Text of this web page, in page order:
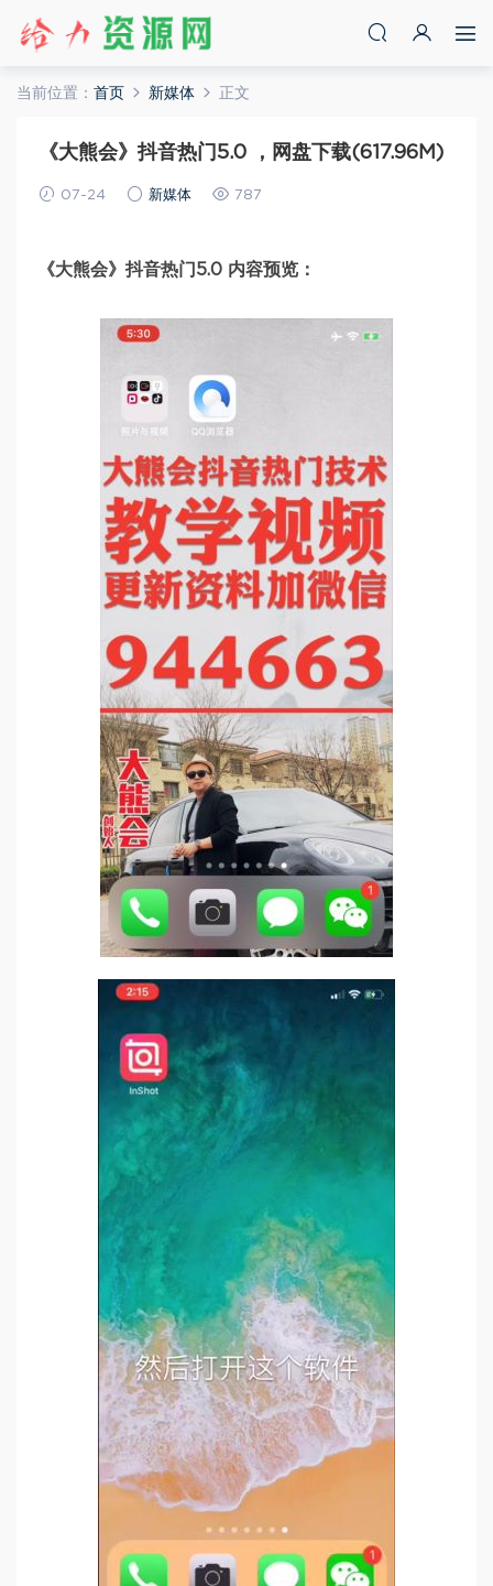
当前位置： 首页 新媒体 正文
《大熊会》抖音热门5.0 ，网盘下载(617.96M)
07-24 新媒体 787
《大熊会》抖音热门5.0 内容预览：